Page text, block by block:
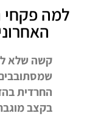
למה פקחי
קשה שלא
החרדית
בקצב